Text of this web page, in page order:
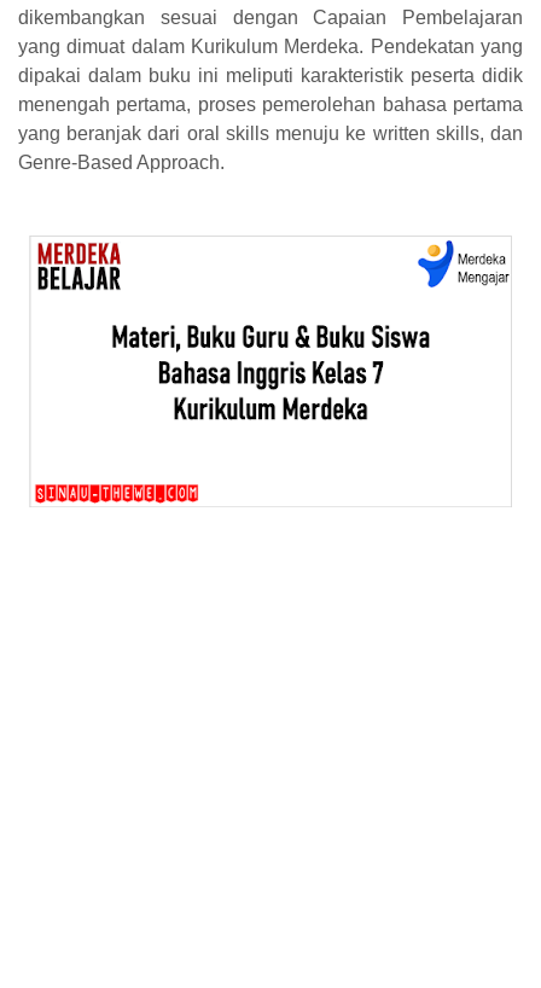
dikembangkan sesuai dengan Capaian Pembelajaran
yang dimuat dalam Kurikulum Merdeka. Pendekatan yang
dipakai dalam buku ini meliputi karakteristik peserta didik
menengah pertama, proses pemerolehan bahasa pertama
yang beranjak dari oral skills menuju ke written skills, dan
Genre-Based Approach.